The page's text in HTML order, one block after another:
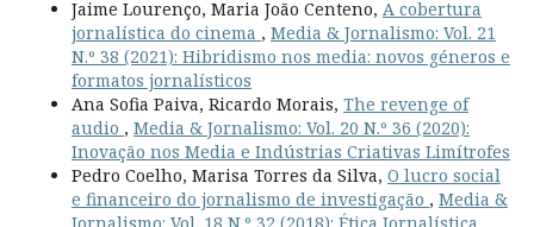
Jaime Lourenço, Maria João Centeno, A cobertura
jornalística do cinema , Media & Jornalismo: Vol. 21
N.º 38 (2021): Hibridismo nos media: novos géneros e
formatos jornalísticos
Ana Sofia Paiva, Ricardo Morais, The revenge of
audio , Media & Jornalismo: Vol. 20 N.º 36 (2020):
Inovação nos Media e Indústrias Criativas Limítrofes
Pedro Coelho, Marisa Torres da Silva, O lucro social
e financeiro do jornalismo de investigação , Media &